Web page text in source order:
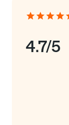
4.7/5